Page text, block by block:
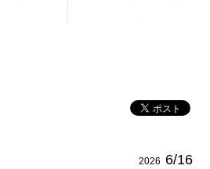
2026 6/16